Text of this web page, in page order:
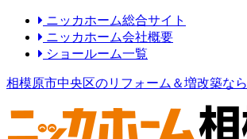
ニッカホーム総合サイト
ニッカホーム会社概要
ショールーム一覧
相模原市中央区のリフォーム＆増改築なら